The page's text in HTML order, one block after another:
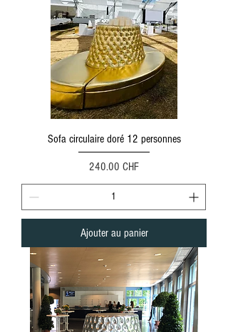
Sofa circulaire doré 12 personnes
Prix
240.00 CHF
Ajouter au panier